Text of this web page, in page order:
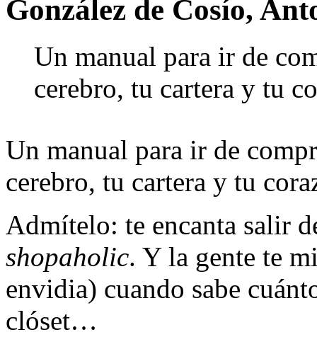
González de Cosío,
Un manual para ir de
cerebro, tu cartera y tu
Un manual para ir de
cerebro, tu cartera y tu
Admítelo: te encanta salir
shopaholic. Y la gente te
envidia) cuando sabe
clóset…